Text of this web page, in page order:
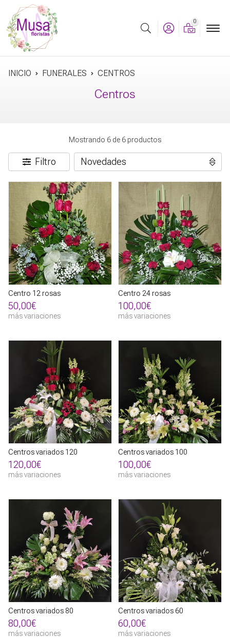
Buscar
0
INICIO FUNERALES CENTROS
Centros
Mostrando 6 de 6 productos
Filtro
Centro 12 rosas
50,00€
más variaciones
Centro 24 rosas
100,00€
más variaciones
Centros variados 120
120,00€
más variaciones
Centros variados 100
100,00€
más variaciones
Centros variados 80
80,00€
más variaciones
Centros variados 60
60,00€
más variaciones